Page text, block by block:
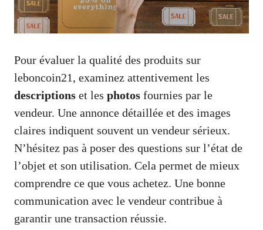
Pour évaluer la qualité des produits sur
leboncoin21, examinez attentivement les
descriptions et les photos fournies par le
vendeur. Une annonce détaillée et des images
claires indiquent souvent un vendeur sérieux.
N’hésitez pas à poser des questions sur l’état de
l’objet et son utilisation. Cela permet de mieux
comprendre ce que vous achetez. Une bonne
communication avec le vendeur contribue à
garantir une transaction réussie.